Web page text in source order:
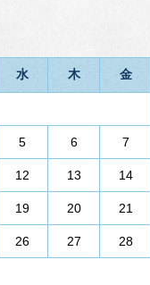
水 木 金
5 6 7
12 13 14
19 20 21
26 27 28